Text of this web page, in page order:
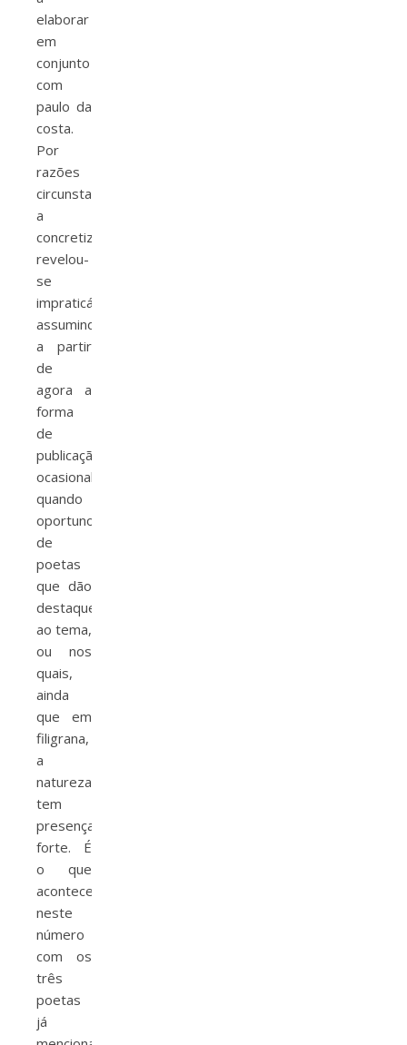
elaborar
em
conjunto
com
paulo da
costa.
Por
razões
circunstanciais,
a
concretização
revelou-
se
impraticável,
assumindo
a partir
de
agora a
forma
de
publicação
ocasional,
quando
oportuno,
de
poetas
que dão
destaque
ao tema,
ou nos
quais,
ainda
que em
filigrana,
a
natureza
tem
presença
forte. É
o que
acontece
neste
número
com os
três
poetas
já